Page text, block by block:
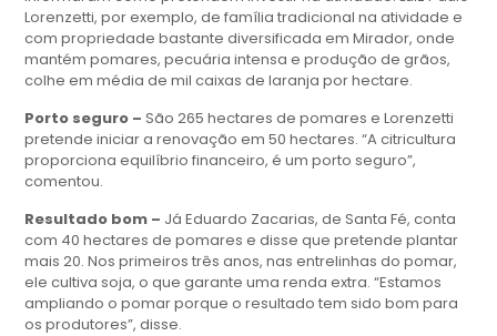
Lorenzetti, por exemplo, de família tradicional na atividade e
com propriedade bastante diversificada em Mirador, onde
mantém pomares, pecuária intensa e produção de grãos,
colhe em média de mil caixas de laranja por hectare.
Porto seguro – São 265 hectares de pomares e Lorenzetti
pretende iniciar a renovação em 50 hectares. “A citricultura
proporciona equilíbrio financeiro, é um porto seguro”,
comentou.
Resultado bom – Já Eduardo Zacarias, de Santa Fé, conta
com 40 hectares de pomares e disse que pretende plantar
mais 20. Nos primeiros três anos, nas entrelinhas do pomar,
ele cultiva soja, o que garante uma renda extra. “Estamos
ampliando o pomar porque o resultado tem sido bom para
os produtores”, disse.